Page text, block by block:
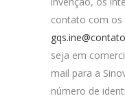
contato com os
seja em
mail para a
número de